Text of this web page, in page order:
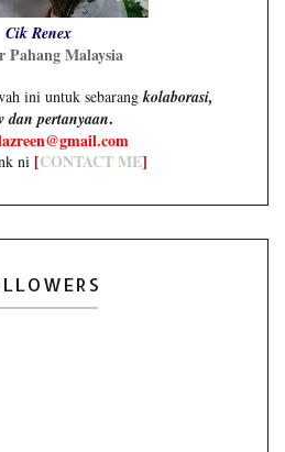
Cik Renex
Pahang Malaysia
ini untuk sebarangkolaborasi,
dan pertanyaan.
ni [CONTACT ME]